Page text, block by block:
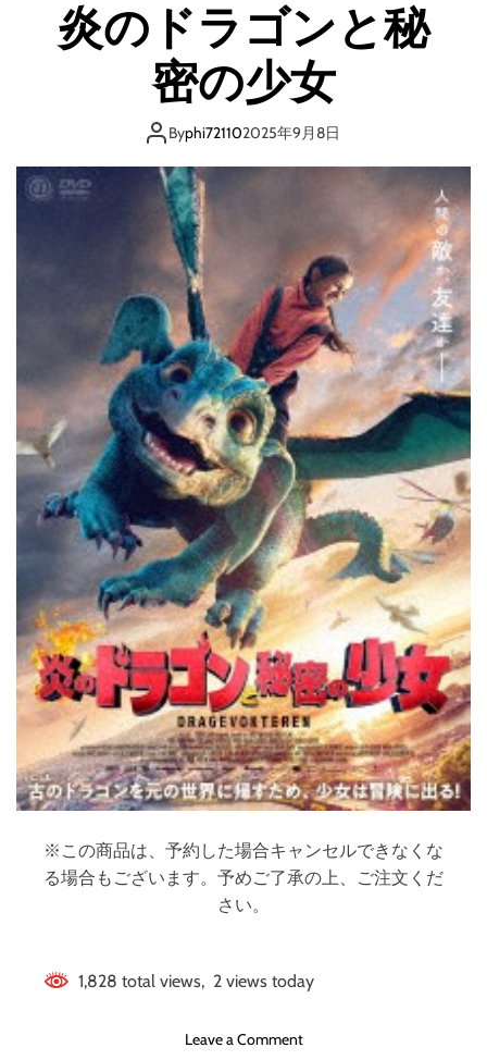
炎のドラゴンと秘
密の少女
Byphi721102025年9月8日
※この商品は、予約した場合キャンセルできなくな
る場合もございます。予めご了承の上、ご注文くだ
さい。
1,828 total views, 2 views today
Leave a Commento